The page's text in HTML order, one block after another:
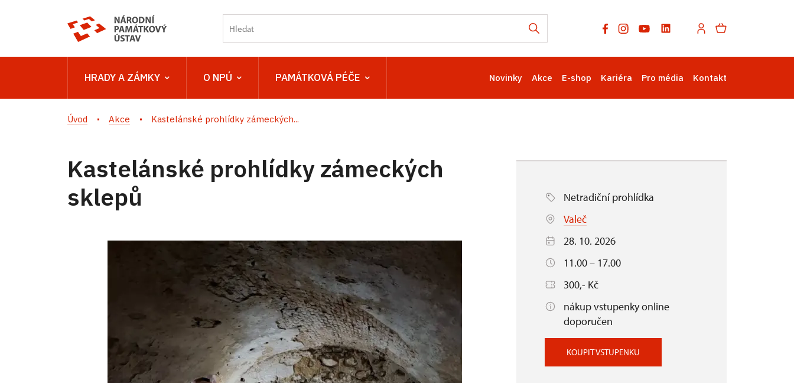
HRADY A ZÁMKY O NPÚ PAMÁTKOVÁ PÉČE Novinky Akce E-shop Kariéra Pro média Kontakt
Úvod Akce Kastelánské prohlídky zámeckých...
Kastelánské prohlídky zámeckých
sklepů
Netradiční prohlídka
Valeč
28. 10. 2026
11.00 – 17.00
300,- Kč
nákup vstupenky online
doporučen
KOUPIT VSTUPENKU